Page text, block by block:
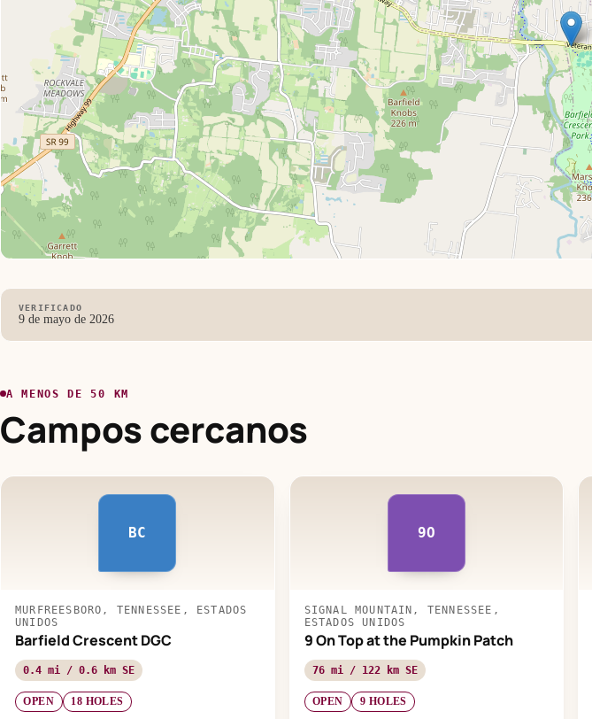
VERIFICADO
9 de mayo de 2026
A MENOS DE 50 KM
Campos cercanos
BC
MURFREESBORO, TENNESSEE, ESTADOS
UNIDOS
Barfield Crescent DGC
0.4 mi / 0.6 km SE
OPEN 18 HOLES
9O
SIGNAL MOUNTAIN, TENNESSEE,
ESTADOS UNIDOS
9 On Top at the Pumpkin Patch
76 mi / 122 km SE
OPEN 9 HOLES